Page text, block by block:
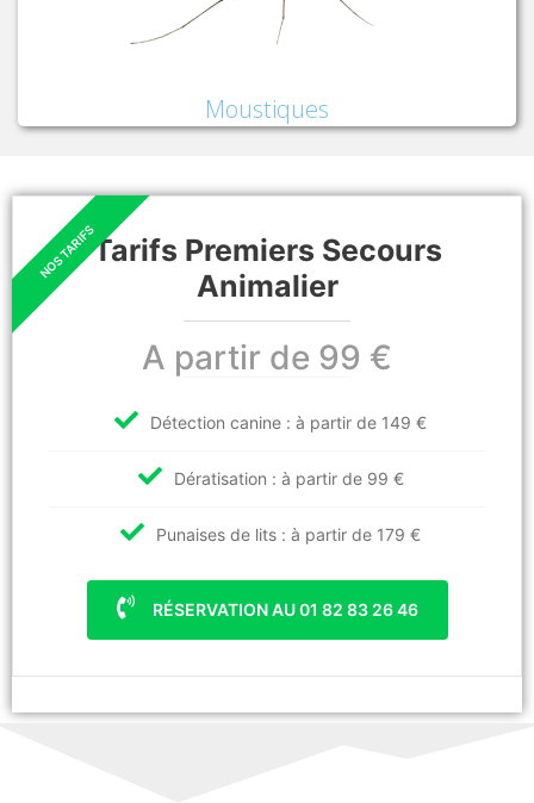
Moustiques
Tarifs Premiers Secours
Animalier
A partir de 99 €
Détection canine : à partir de 149 €
Dératisation : à partir de 99 €
Punaises de lits : à partir de 179 €
RÉSERVATION AU 01 82 83 26 46